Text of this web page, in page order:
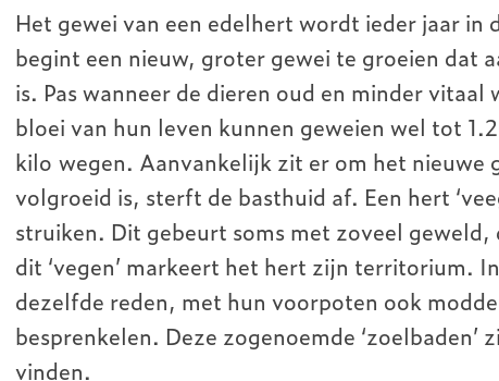
Het gewei van een edelhert wordt ieder jaar
begint een nieuw, groter gewei te groeien dat
is. Pas wanneer de dieren oud en minder
bloei van hun leven kunnen geweien wel tot
kilo wegen. Aanvankelijk zit er om het nieuwe
volgroeid is, sterft de basthuid af. Een hert
struiken. Dit gebeurt soms met zoveel
dit ‘vegen’ markeert het hert zijn territorium.
dezelfde reden, met hun voorpoten ook
besprenkelen. Deze zogenoemde
vinden.